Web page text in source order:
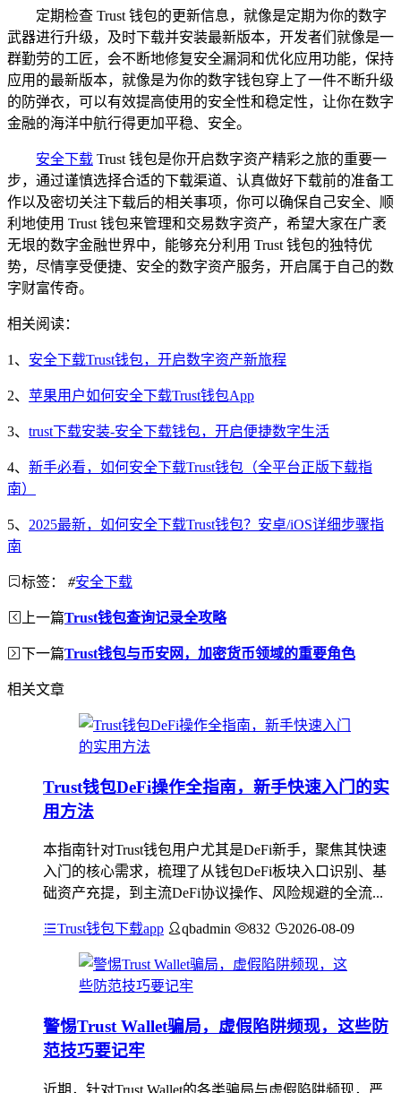
定期检查 Trust 钱包的更新信息，就像是定期为你的数字
武器进行升级，及时下载并安装最新版本，开发者们就像是一
群勤劳的工匠，会不断地修复安全漏洞和优化应用功能，保持
应用的最新版本，就像是为你的数字钱包穿上了一件不断升级
的防弹衣，可以有效提高使用的安全性和稳定性，让你在数字
金融的海洋中航行得更加平稳、安全。
安全下载 Trust 钱包是你开启数字资产精彩之旅的重要一
步，通过谨慎选择合适的下载渠道、认真做好下载前的准备工
作以及密切关注下载后的相关事项，你可以确保自己安全、顺
利地使用 Trust 钱包来管理和交易数字资产，希望大家在广袤
无垠的数字金融世界中，能够充分利用 Trust 钱包的独特优
势，尽情享受便捷、安全的数字资产服务，开启属于自己的数
字财富传奇。
相关阅读：
1、 安全下载Trust钱包，开启数字资产新旅程
2、 苹果用户如何安全下载Trust钱包App
3、 trust下载安装-安全下载钱包，开启便捷数字生活
4、 新手必看，如何安全下载Trust钱包（全平台正版下载指
南）
5、 2025最新，如何安全下载Trust钱包？安卓/iOS详细步骤指
南
标签： #安全下载
上一篇Trust钱包查询记录全攻略
下一篇Trust钱包与币安网，加密货币领域的重要角色
相关文章
Trust钱包DeFi操作全指南，新手快速入门的实
用方法
本指南针对Trust钱包用户尤其是DeFi新手，聚焦其快速
入门的核心需求，梳理了从钱包DeFi板块入口识别、基
础资产充提，到主流DeFi协议操作、风险规避的全流...
Trust钱包下载app qbadmin 832 2026-08-09
警惕Trust Wallet骗局，虚假陷阱频现，这些防
范技巧要记牢
近期，针对Trust Wallet的各类骗局与虚假陷阱频现，严